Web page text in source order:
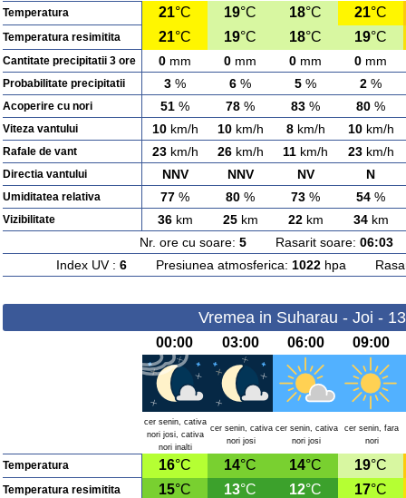
Temperatura 21°C 19°C 18°C 21°C
Temperatura resimitita 21°C 19°C 18°C 19°C
Cantitate precipitatii 3 ore 0 mm 0 mm 0 mm 0 mm
Probabilitate precipitatii 3 % 6 % 5 % 2 %
Acoperire cu nori 51 % 78 % 83 % 80 %
Viteza vantului 10km/h 10km/h 8km/h 10km/h
Rafale de vant 23km/h 26km/h 11 km/h 23km/h
Directia vantului NNV NNV NV N
Umiditatea relativa 77 % 80 % 73 % 54 %
Vizibilitate 36km 25km 22km 34km
Nr. ore cu soare: 5Rasarit soare: 06:03
Index UV : 6Presiunea atmosferica: 1022hpa
Vremea in Suharau - Joi -
00:00 03:00 06:00 09:00
cer senin, cativa
nori josi, cativa
nori inalti
cer senin, cativa
nori josi
cer senin, cativa
nori josi
cer senin, fara
nori
Temperatura 16°C 14°C 14°C 19°C
Temperatura resimitita 15°C 13°C 12°C 17°C